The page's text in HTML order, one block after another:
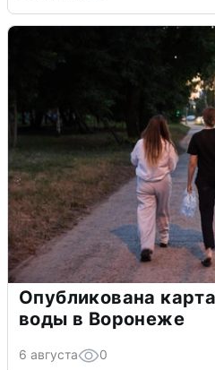
Опубликована
воды в Воронеже
6 августа 0